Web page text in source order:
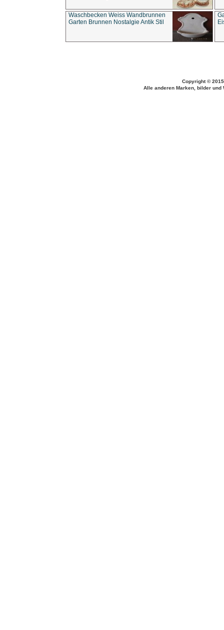
Waschbecken Weiss Wandbrunnen
Garten Brunnen Nostalgie Antik Stil
Copyright ©
Alle anderen Marken, bilder und